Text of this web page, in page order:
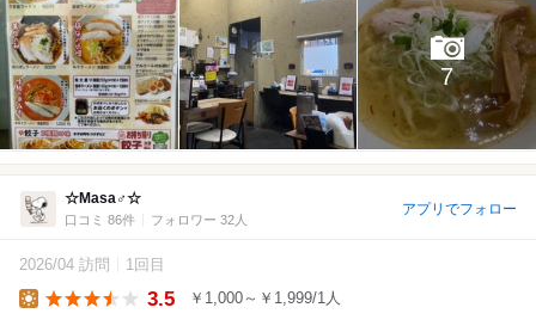
7
☆Masa♂☆
口コミ 86件 フォロワー 32人
アプリでフォロー
2026/04 訪問 1回目
3.5 ￥1,000～￥1,999/1人